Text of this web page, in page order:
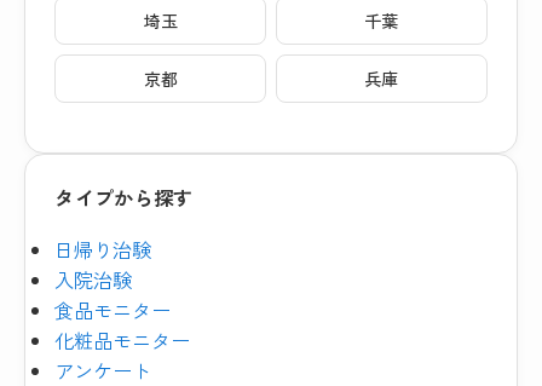
埼玉 千葉
京都 兵庫
タイプから探す
日帰り治験
入院治験
食品モニター
化粧品モニター
アンケート